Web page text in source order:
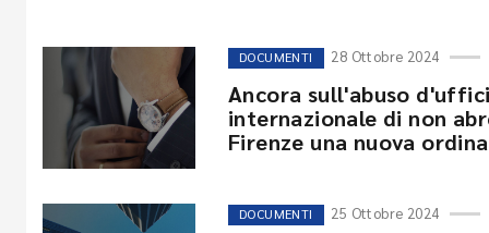
DOCUMENTI 28 Ottobre 2024
Ancora sull'abuso
internazionale di non
Firenze una nuova
DOCUMENTI 25 Ottobre 2024